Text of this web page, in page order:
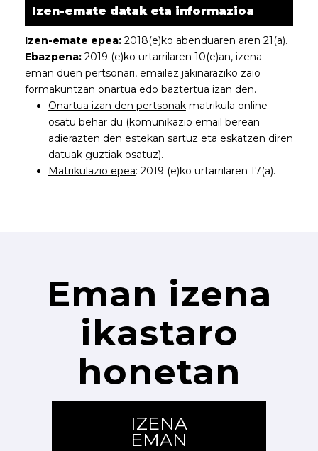
Izen-emate datak eta informazioa
Izen-emate epea: 2018(e)ko abenduaren aren 21(a).
Ebazpena: 2019 (e)ko urtarrilaren 10(e)an, izena
eman duen pertsonari, emailez jakinaraziko zaio
formakuntzan onartua edo baztertua izan den.
Onartua izan den pertsonakmatrikula online
osatu behar du (komunikazio email berean
adierazten den estekan sartuz eta eskatzen diren
datuak guztiak osatuz).
Matrikulazio epea: 2019 (e)ko urtarrilaren 17(a).
Eman izena
ikastaro
honetan
IZENA
EMAN